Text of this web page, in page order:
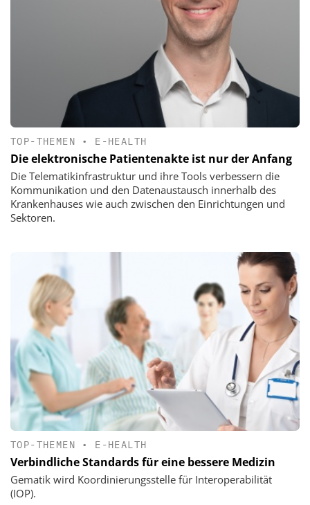
TOP-THEMEN • E-HEALTH
Die elektronische Patientenakte ist nur der Anfang
Die Telematikinfrastruktur und ihre Tools verbessern die
Kommunikation und den Datenaustausch innerhalb des
Krankenhauses wie auch zwischen den Einrichtungen und
Sektoren.
TOP-THEMEN • E-HEALTH
Verbindliche Standards für eine bessere Medizin
Gematik wird Koordinierungsstelle für Interoperabilität
(IOP).